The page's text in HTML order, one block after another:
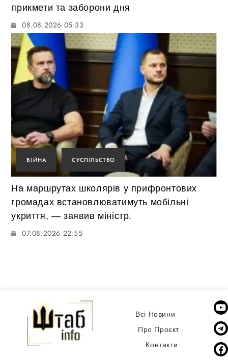
прикмети та заборони дня
08.08.2026 05:33
ВІЙНА СУСПІЛЬСТВО
На маршрутах школярів у прифронтових
громадах встановлюватимуть мобільні
укриття, — заявив міністр.
07.08.2026 22:55
Всі Новини
Про Проєкт
Контакти